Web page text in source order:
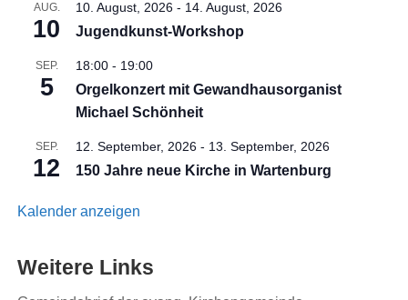
AUG.
10
10. August, 2026 - 14. August, 2026
Jugendkunst-Workshop
SEP.
5
18:00 - 19:00
Orgelkonzert mit Gewandhausorganist
Michael Schönheit
SEP.
12
12. September, 2026 - 13. September, 2026
150 Jahre neue Kirche in Wartenburg
Kalender anzeigen
Weitere Links